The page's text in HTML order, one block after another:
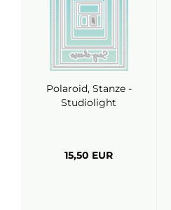
Polaroid, Stanze -
Studiolight
15,50 EUR